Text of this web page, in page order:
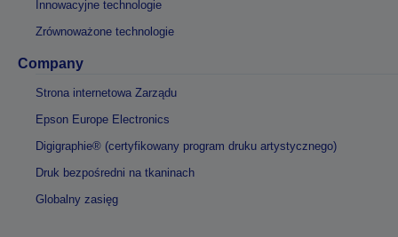
Innowacyjne technologie
Zrównoważone technologie
Company
Strona internetowa Zarządu
Epson Europe Electronics
Digigraphie® (certyfikowany program druku artystycznego)
Druk bezpośredni na tkaninach
Globalny zasięg